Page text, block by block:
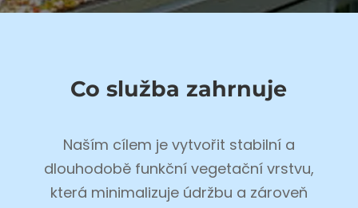
Co služba zahrnuje
Naším cílem je vytvořit stabilní a
dlouhodobě funkční vegetační vrstvu,
která minimalizuje údržbu a zároveň